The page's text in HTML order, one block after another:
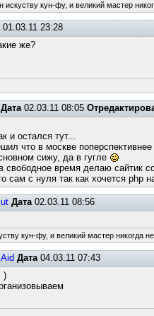
искуству кун-фу, и великий мастер
01.03.11 23:28
же?
Дата02.03.11 08:05
и остался тут...
что в москве
сижу, да в гугле
свободное время делаю сайтик
сам с нуля так как хочется php
Дата02.03.11 08:56
кун-фу, и великий мастер никогда
Aid Дата04.03.11 07:43
)